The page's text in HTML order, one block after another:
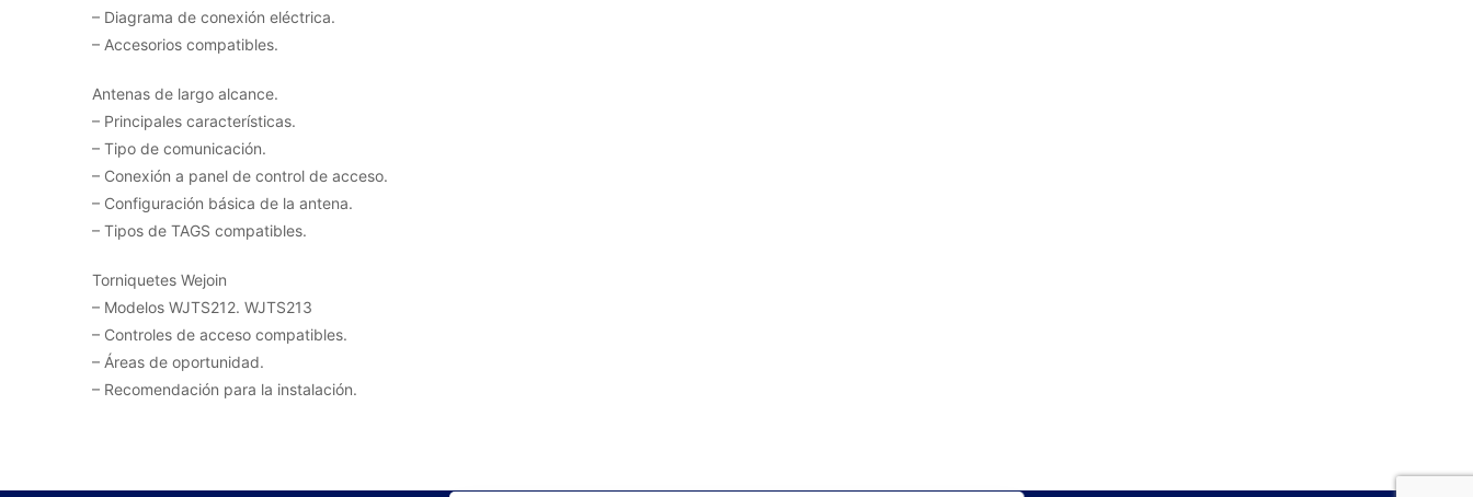
– Diagrama de conexión eléctrica.
– Accesorios compatibles.
Antenas de largo alcance.
– Principales características.
– Tipo de comunicación.
– Conexión a panel de control de acceso.
– Configuración básica de la antena.
– Tipos de TAGS compatibles.
Torniquetes Wejoin
– Modelos WJTS212. WJTS213
– Controles de acceso compatibles.
– Áreas de oportunidad.
– Recomendación para la instalación.